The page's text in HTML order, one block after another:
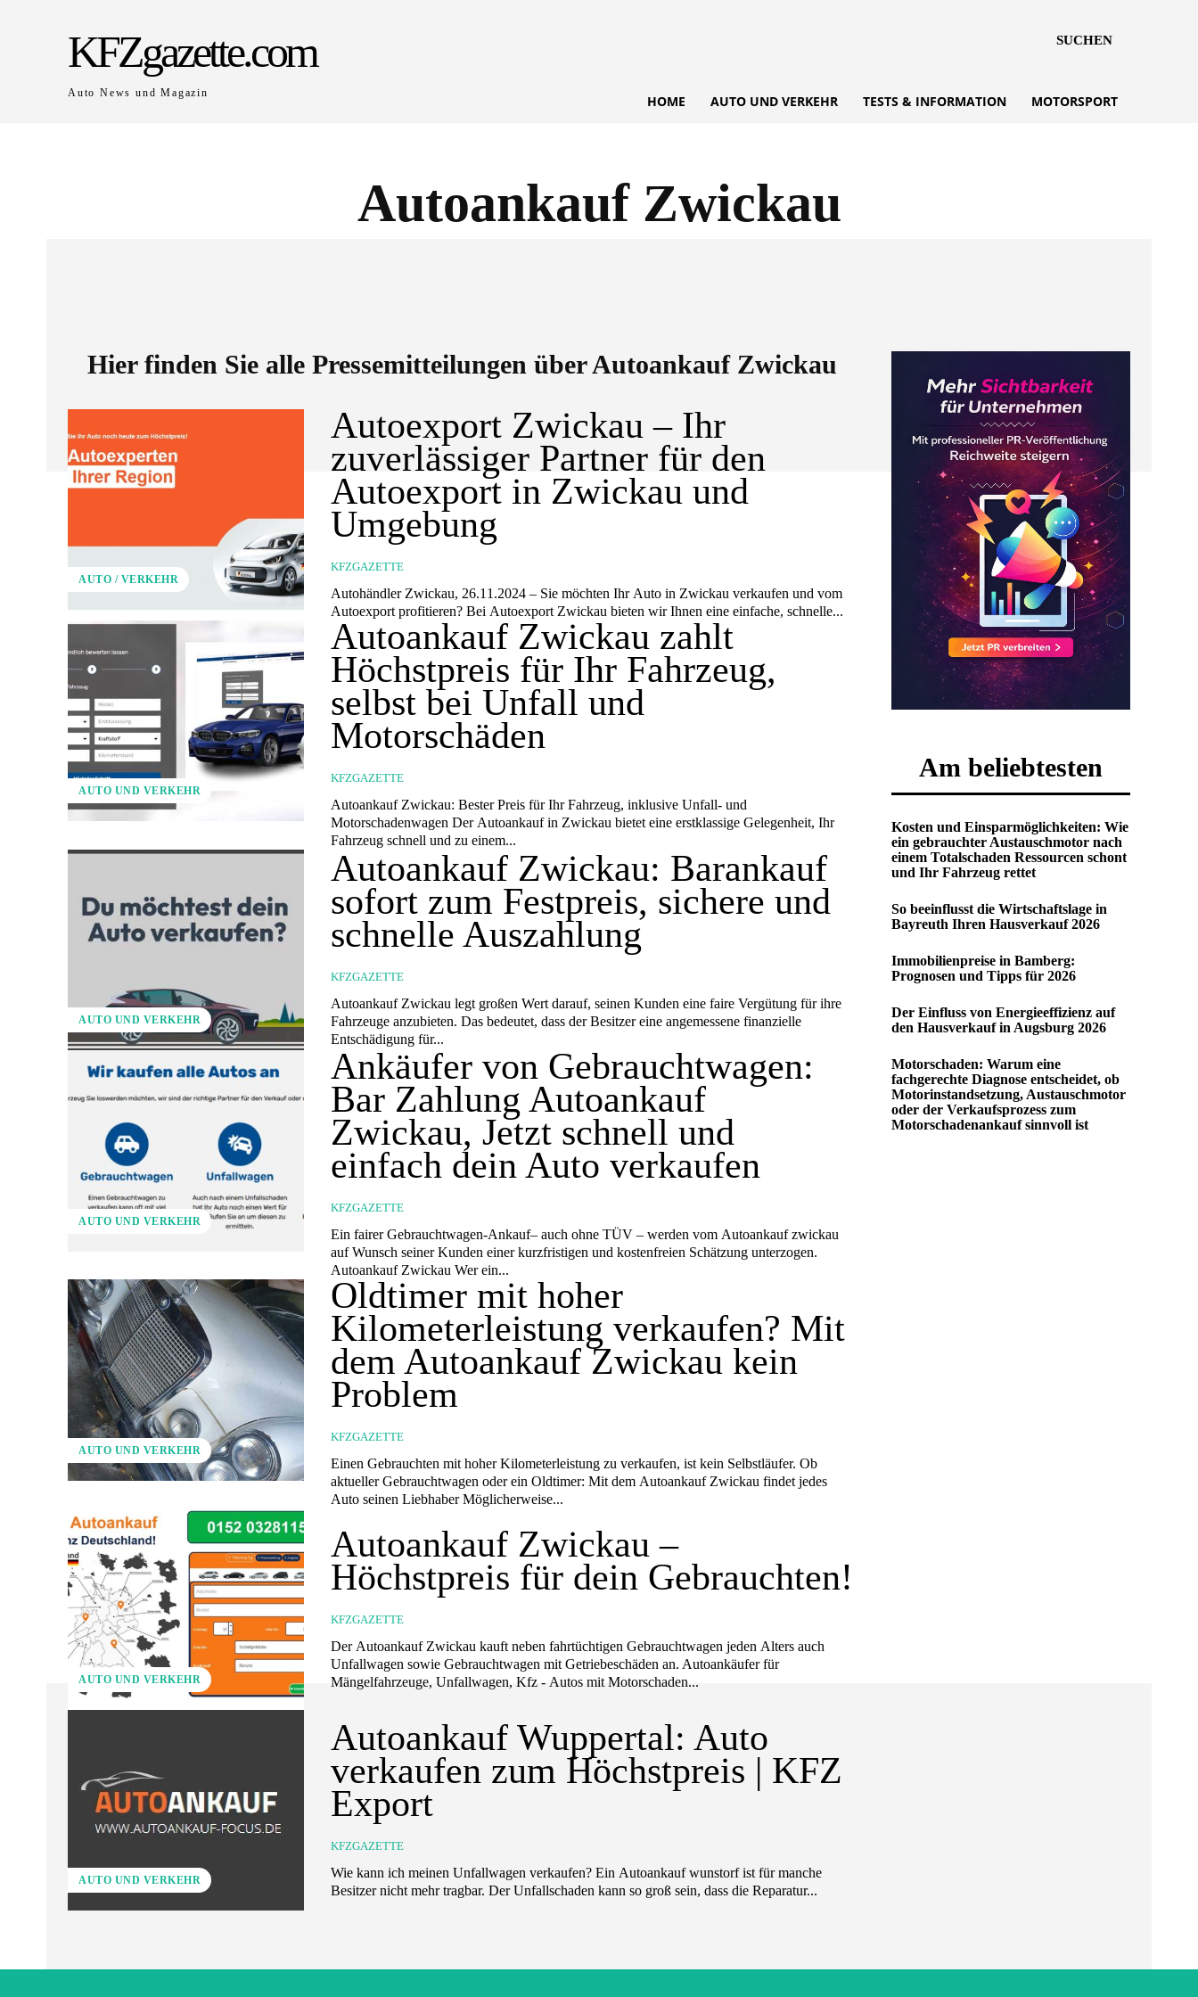
KFZgazette.com
Auto News und Magazin
SUCHEN
HOME AUTO UND VERKEHR TESTS & INFORMATION MOTORSPORT
Autoankauf Zwickau
Hier finden Sie alle Pressemitteilungen überAutoankauf Zwickau
AUTO / VERKEHR
Autoexport Zwickau – Ihr
zuverlässiger Partner für den
Autoexport in Zwickau und
Umgebung
KFZGAZETTE
Autohändler Zwickau, 26.11.2024 – Sie möchten Ihr Auto in Zwickau verkaufen und vom
Autoexport profitieren? Bei Autoexport Zwickau bieten wir Ihnen eine einfache, schnelle...
AUTO UND VERKEHR
Autoankauf Zwickau zahlt
Höchstpreis für Ihr Fahrzeug,
selbst bei Unfall und
Motorschäden
KFZGAZETTE
Autoankauf Zwickau: Bester Preis für Ihr Fahrzeug, inklusive Unfall- und
Motorschadenwagen Der Autoankauf in Zwickau bietet eine erstklassige Gelegenheit, Ihr
Fahrzeug schnell und zu einem...
AUTO UND VERKEHR
Autoankauf Zwickau: Barankauf
sofort zum Festpreis, sichere und
schnelle Auszahlung
KFZGAZETTE
Autoankauf Zwickau legt großen Wert darauf, seinen Kunden eine faire Vergütung für ihre
Fahrzeuge anzubieten. Das bedeutet, dass der Besitzer eine angemessene finanzielle
Entschädigung für...
AUTO UND VERKEHR
Ankäufer von Gebrauchtwagen:
Bar Zahlung Autoankauf
Zwickau, Jetzt schnell und
einfach dein Auto verkaufen
KFZGAZETTE
Ein fairer Gebrauchtwagen-Ankauf– auch ohne TÜV – werden vom Autoankauf zwickau
auf Wunsch seiner Kunden einer kurzfristigen und kostenfreien Schätzung unterzogen.
Autoankauf Zwickau Wer ein...
AUTO UND VERKEHR
Oldtimer mit hoher
Kilometerleistung verkaufen? Mit
dem Autoankauf Zwickau kein
Problem
KFZGAZETTE
Einen Gebrauchten mit hoher Kilometerleistung zu verkaufen, ist kein Selbstläufer. Ob
aktueller Gebrauchtwagen oder ein Oldtimer: Mit dem Autoankauf Zwickau findet jedes
Auto seinen Liebhaber Möglicherweise...
AUTO UND VERKEHR
Autoankauf Zwickau –
Höchstpreis für dein Gebrauchten!
KFZGAZETTE
Der Autoankauf Zwickau kauft neben fahrtüchtigen Gebrauchtwagen jeden Alters auch
Unfallwagen sowie Gebrauchtwagen mit Getriebeschäden an. Autoankäufer für
Mängelfahrzeuge, Unfallwagen, Kfz - Autos mit Motorschaden...
AUTO UND VERKEHR
Autoankauf Wuppertal: Auto
verkaufen zum Höchstpreis | KFZ
Export
KFZGAZETTE
Wie kann ich meinen Unfallwagen verkaufen? Ein Autoankauf wunstorf ist für manche
Besitzer nicht mehr tragbar. Der Unfallschaden kann so groß sein, dass die Reparatur...
Am beliebtesten
Kosten und Einsparmöglichkeiten: Wie
ein gebrauchter Austauschmotor nach
einem Totalschaden Ressourcen schont
und Ihr Fahrzeug rettet
So beeinflusst die Wirtschaftslage in
Bayreuth Ihren Hausverkauf 2026
Immobilienpreise in Bamberg:
Prognosen und Tipps für 2026
Der Einfluss von Energieeffizienz auf
den Hausverkauf in Augsburg 2026
Motorschaden: Warum eine
fachgerechte Diagnose entscheidet, ob
Motorinstandsetzung, Austauschmotor
oder der Verkaufsprozess zum
Motorschadenankauf sinnvoll ist